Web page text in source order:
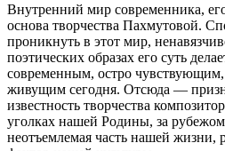
Внутренний мир современника,
основа творчества Пахмутовой.
проникнуть в этот мир,
поэтических образах его суть
современным, остро
живущим сегодня. Отсюда —
известность творчества
уголках нашей Родины, за
неотъемлемая часть нашей жизни,